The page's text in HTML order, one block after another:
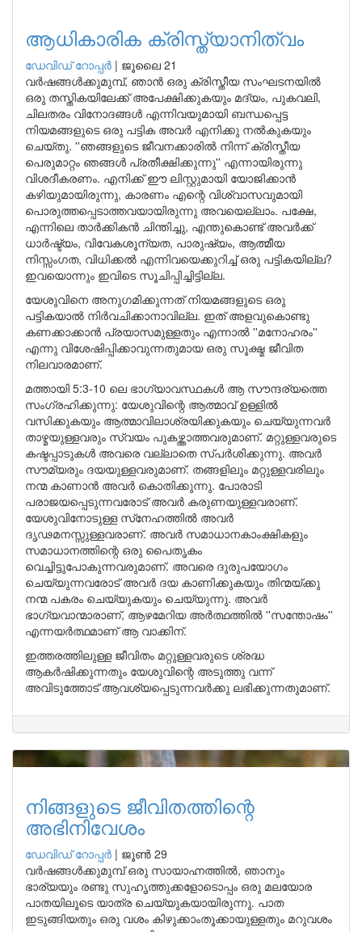
ആധികാരിക ക്രിസ്ത്യാനിത്വം
ഡേവിഡ് റോപ്പര്‍ | ജൂലൈ 21
വര്‍ഷങ്ങള്‍ക്കുമുമ്പ്, ഞാന്‍ ഒരു ക്രിസ്തീയ സംഘടനയില്‍
ഒരു തസ്തികയിലേക്ക് അപേക്ഷിക്കുകയും മദ്യം, പുകവലി,
ചിലതരം വിനോദങ്ങള്‍ എന്നിവയുമായി ബന്ധപ്പെട്ട
നിയമങ്ങളുടെ ഒരു പട്ടിക അവര്‍ എനിക്കു നല്‍കുകയും
ചെയ്തു. ''ഞങ്ങളുടെ ജീവനക്കാരില്‍ നിന്ന് ക്രിസ്തീയ
പെരുമാറ്റം ഞങ്ങള്‍ പ്രതീക്ഷിക്കുന്നു'' എന്നായിരുന്നു
വിശദീകരണം. എനിക്ക് ഈ ലിസ്റ്റുമായി യോജിക്കാന്‍
കഴിയുമായിരുന്നു, കാരണം എന്റെ വിശ്വാസവുമായി
പൊരുത്തപ്പെടാത്തവയായിരുന്നു അവയെല്ലാം. പക്ഷേ,
എന്നിലെ താര്‍ക്കികന്‍ ചിന്തിച്ചു, എന്തുകൊണ്ട് അവര്‍ക്ക്
ധാര്‍ഷ്ട്യം, വിവേകശൂന്യത, പാരുഷ്യം, ആത്മീയ
നിസ്സംഗത, വിധിക്കല്‍ എന്നിവയെക്കുറിച്ച് ഒരു പട്ടികയില്ല?
ഇവയൊന്നും ഇവിടെ സൂചിപ്പിച്ചിട്ടില്ല.
യേശുവിനെ അനുഗമിക്കുന്നത് നിയമങ്ങളുടെ ഒരു
പട്ടികയാല്‍ നിര്‍വചിക്കാനാവില്ല. ഇത് അളവുകൊണ്ടു
കണക്കാക്കാന്‍ പ്രയാസമുള്ളതും എന്നാല്‍ ''മനോഹരം''
എന്നു വിശേഷിപ്പിക്കാവുന്നതുമായ ഒരു സൂക്ഷ്മ ജീവിത
നിലവാരമാണ്.
മത്തായി 5:3-10 ലെ ഭാഗ്യാവസ്ഥകള്‍ ആ സൗന്ദര്യത്തെ
സംഗ്രഹിക്കുന്നു: യേശുവിന്റെ ആത്മാവ് ഉള്ളില്‍
വസിക്കുകയും ആത്മാവിലാശ്രയിക്കുകയും ചെയ്യുന്നവര്‍
താഴ്മയുള്ളവരും സ്വയം പുകഴ്ത്താത്തവരുമാണ്. മറ്റുള്ളവരുടെ
കഷ്ടപ്പാടുകള്‍ അവരെ വല്ലാതെ സ്പര്‍ശിക്കുന്നു. അവര്‍
സൗമ്യരും ദയയുള്ളവരുമാണ്. തങ്ങളിലും മറ്റുള്ളവരിലും
നന്മ കാണാന്‍ അവര്‍ കൊതിക്കുന്നു. പോരാടി
പരാജയപ്പെടുന്നവരോട് അവര്‍ കരുണയുള്ളവരാണ്.
യേശുവിനോടുള്ള സ്‌നേഹത്തില്‍ അവര്‍
ദൃഢമനസ്സുള്ളവരാണ്. അവര്‍ സമാധാനകാംക്ഷികളും
സമാധാനത്തിന്റെ ഒരു പൈതൃകം
വെച്ചിട്ടുപോകുന്നവരുമാണ്. അവരെ ദുരുപയോഗം
ചെയ്യുന്നവരോട് അവര്‍ ദയ കാണിക്കുകയും തിന്മയ്ക്കു
നന്മ പകരം ചെയ്യുകയും ചെയ്യുന്നു. അവര്‍
ഭാഗ്യവാന്മാരാണ്, ആഴമേറിയ അര്‍ത്ഥത്തില്‍ ''സന്തോഷം''
എന്നയര്‍ത്ഥമാണ് ആ വാക്കിന്.
ഇത്തരത്തിലുള്ള ജീവിതം മറ്റുള്ളവരുടെ ശ്രദ്ധ
ആകര്‍ഷിക്കുന്നതും യേശുവിന്റെ അടുത്തു വന്ന്
അവിടുത്തോട് ആവശ്യപ്പെടുന്നവര്‍ക്കു ലഭിക്കുന്നതുമാണ്.
നിങ്ങളുടെ ജീവിതത്തിന്റെ
അഭിനിവേശം
ഡേവിഡ് റോപ്പര്‍ | ജൂൺ 29
വര്‍ഷങ്ങള്‍ക്കുമുമ്പ് ഒരു സായാഹ്നത്തില്‍, ഞാനും
ഭാര്യയും രണ്ടു സുഹൃത്തുക്കളോടൊപ്പം ഒരു മലയോര
പാതയിലൂടെ യാത്ര ചെയ്യുകയായിരുന്നു. പാത
ഇടുങ്ങിയതും ഒരു വശം കിഴുക്കാംതൂക്കായുള്ളതും മറുവശം